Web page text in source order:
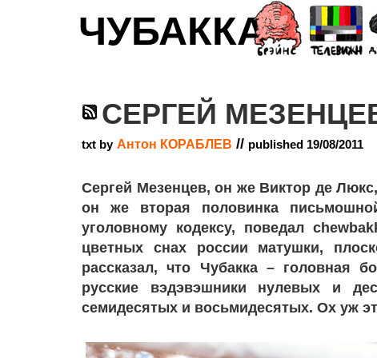
ЧУБАККА
СЕРГЕЙ
txt by Антон КОРАБЛЕВ // published 19/08/2011
Сергей Мезенцев, он же Виктор де
он же вторая половинка
уголовному кодексу, поведал
цветных снах россии матушки,
рассказал, что Чубакка – головная
русские вэдэвэшники нулевых и
семидесятых и восьмидесятых. Ох уж